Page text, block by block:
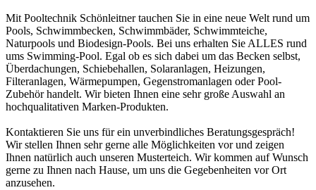
Mit Pooltechnik Schönleitner tauchen Sie in eine neue Welt rund um
Pools, Schwimmbecken, Schwimmbäder, Schwimmteiche,
Naturpools und Biodesign-Pools. Bei uns erhalten Sie ALLES rund
ums Swimming-Pool. Egal ob es sich dabei um das Becken selbst,
Überdachungen, Schiebehallen, Solaranlagen, Heizungen,
Filteranlagen, Wärmepumpen, Gegenstromanlagen oder Pool-
Zubehör handelt. Wir bieten Ihnen eine sehr große Auswahl an
hochqualitativen Marken-Produkten.
Kontaktieren Sie uns für ein unverbindliches Beratungsgespräch!
Wir stellen Ihnen sehr gerne alle Möglichkeiten vor und zeigen
Ihnen natürlich auch unseren Musterteich. Wir kommen auf Wunsch
gerne zu Ihnen nach Hause, um uns die Gegebenheiten vor Ort
anzusehen.